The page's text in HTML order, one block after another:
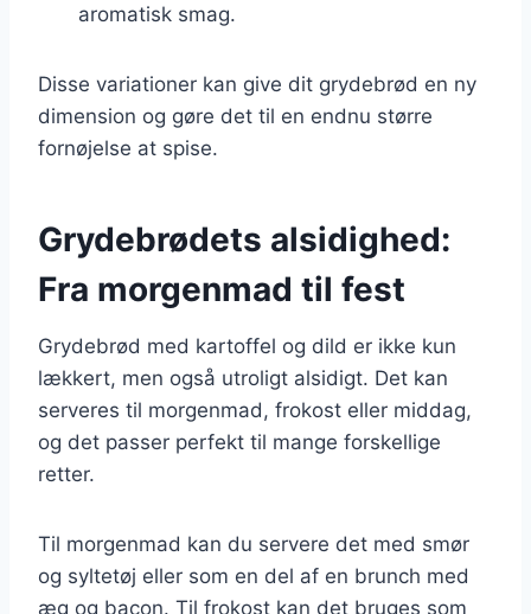
aromatisk smag.
Disse variationer kan give dit grydebrød en ny
dimension og gøre det til en endnu større
fornøjelse at spise.
Grydebrødets alsidighed:
Fra morgenmad til fest
Grydebrød med kartoffel og dild er ikke kun
lækkert, men også utroligt alsidigt. Det kan
serveres til morgenmad, frokost eller middag,
og det passer perfekt til mange forskellige
retter.
Til morgenmad kan du servere det med smør
og syltetøj eller som en del af en brunch med
æg og bacon. Til frokost kan det bruges som